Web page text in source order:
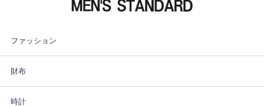
ファッション
財布
時計